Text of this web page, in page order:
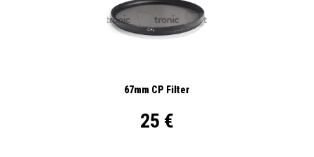
67mm CP Filter
25 €